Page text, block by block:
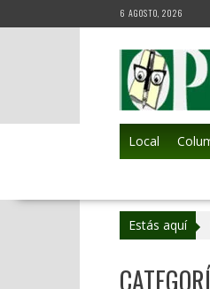
to
6 AGOSTO, 2026
Local
Estás aquí